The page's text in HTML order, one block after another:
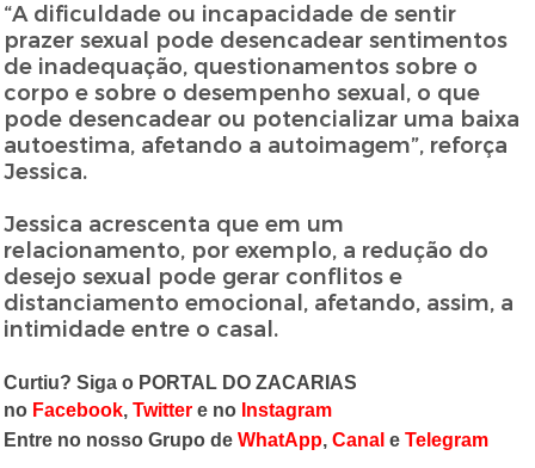
“A dificuldade ou incapacidade de sentir
prazer sexual pode desencadear sentimentos
de inadequação, questionamentos sobre o
corpo e sobre o desempenho sexual, o que
pode desencadear ou potencializar uma baixa
autoestima, afetando a autoimagem”, reforça
Jessica.
Jessica acrescenta que em um
relacionamento, por exemplo, a redução do
desejo sexual pode gerar conflitos e
distanciamento emocional, afetando, assim, a
intimidade entre o casal.
Curtiu? Siga o PORTAL DO ZACARIAS
no Facebook,Twitter e no Instagram
Entre no nosso Grupo deWhatApp,Canal eTelegram